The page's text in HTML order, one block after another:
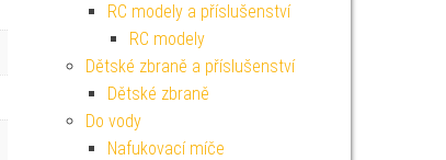
RC modely a příslušenství
RC modely
Dětské zbraně a příslušenství
Dětské zbraně
Do vody
Nafukovací míče